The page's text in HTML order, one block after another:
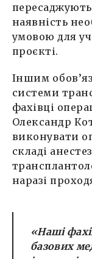
наявність
умовою для
проєкті.
Іншим
системи
фахівці
Олександр
виконувати
складі
наразі
«Наші
базових